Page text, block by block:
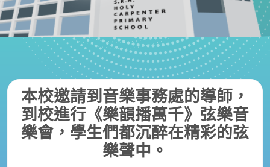
本校邀請到音樂事務處的導師，
到校進行《樂韻播萬千》弦樂音
樂會，學生們都沉醉在精彩的弦
樂聲中。